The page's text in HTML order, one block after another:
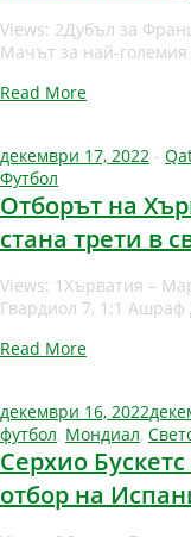
Views: 2Дубъл за
Мачът за най-
Read More
декември 17, 2022 -
Футбол
Отборът на
стана трети в
Views: 1Хърватия –
Гвардиол 7, 1:1
Read More
декември 16, 2022
футбол, Мондиал,
Серхио
отбор на